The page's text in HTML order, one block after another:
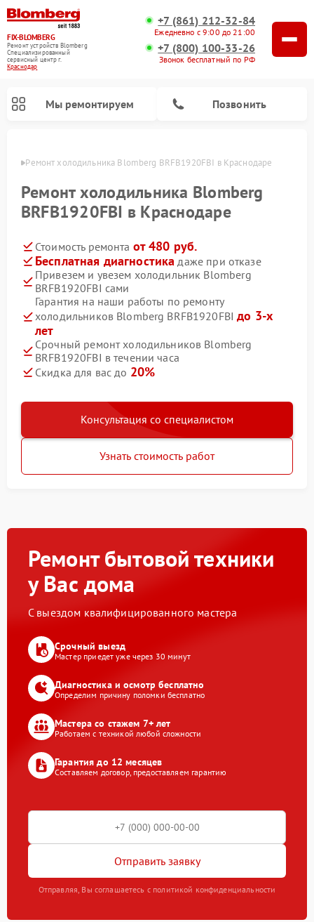
FIX-BLOMBERG
Ремонт устройств Blomberg
Специализированный
cервисный центр г.
Краснодар
+7 (861) 212-32-84
Ежедневно с 9:00 до 21:00
+7 (800) 100-33-26
Звонок бесплатный по РФ
Мы ремонтируем Позвонить
Ремонт холодильника Blomberg BRFB1920FBI в Краснодаре
Ремонт холодильника Blomberg
BRFB1920FBI в Краснодаре
Стоимость ремонта от 480 руб.
Бесплатная диагностика даже при отказе
Привезем и увезем холодильник Blomberg
BRFB1920FBI сами
Гарантия на наши работы по ремонту
холодильников Blomberg BRFB1920FBIдо 3-х
лет
Срочный ремонт холодильников Blomberg
BRFB1920FBI в течении часа
Скидка для вас до 20%
Консультация со специалистом
Узнать стоимость работ
Ремонт бытовой техники
у Вас дома
С выездом квалифицированного мастера
Срочный выезд
Мастер приедет уже через 30 минут
Диагностика и осмотр бесплатно
Определим причину поломки бесплатно
Мастера со стажем 7+ лет
Работаем с техникой любой сложности
Гарантия до 12 месяцев
Составляем договор, предоставляем гарантию
Отправить заявку
Отправляя, Вы соглашаетесь с политикой конфиденциальности